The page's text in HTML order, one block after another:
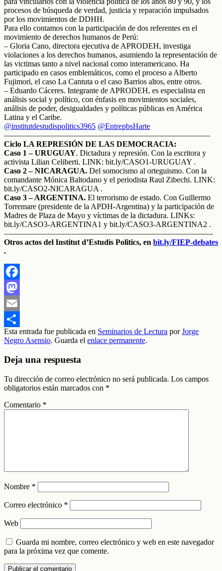
procesos de búsqueda de verdad, justicia y reparación impulsados
por los movimientos de DDHH.
Para ello contamos con la participación de dos referentes en el
movimiento de derechos humanos de Perú:
– Gloria Cano, directora ejecutiva de APRODEH, investiga
violaciones a los derechos humanos, asumiendo la representación de
las victimas tanto a nivel nacional como interamericano. Ha
participado en casos emblemáticos, como el proceso a Alberto
Fujimori, el caso La Cantuta o el caso Barrios altos, entre otros.
– Eduardo Cáceres. Integrante de APRODEH, es especialista en
análisis social y político, con énfasis en movimientos sociales,
análisis de poder, desigualdades y políticas públicas en América
Latina y el Caribe.
@institutdestudispolitics3965 @EntrepbsHarte
——————————————————————————
Ciclo LA REPRESIÓN DE LAS DEMOCRACIA:
Caso 1 – URUGUAY. Dictadura y represión. Con la escritora y
activista Lilian Celiberti. LINK: bit.ly/CASO1-URUGUAY .
Caso 2 – NICARAGUA. Del somocismo al orteguismo. Con la
comandante Mónica Baltodano y el periodista Raul Zibechi. LINK:
bit.ly/CASO2-NICARAGUA .
Caso 3 – ARGENTINA. El terrorismo de estado. Con Guillermo
Torremare (presidente de la APDH-Argentina) y la participación de
Madres de Plaza de Mayo y víctimas de la dictadura. LINKs:
bit.ly/CASO3-ARGENTINA1 y bit.ly/CASO3-ARGENTINA2 .
——————————————————————————-
Otros actos del Institut d’Estudis Politics, en bit.ly/FIEP-debates
.
Facebook
Mastodon
Email
Compartir
Esta entrada fue publicada en Seminarios de Lectura porJorge
Negro Asensio. Guarda el enlace permanente.
Deja una respuesta
Tu dirección de correo electrónico no será publicada. Los campos
obligatorios están marcados con *
Comentario *
Nombre *
Correo electrónico *
Web
Guarda mi nombre, correo electrónico y web en este navegador
para la próxima vez que comente.